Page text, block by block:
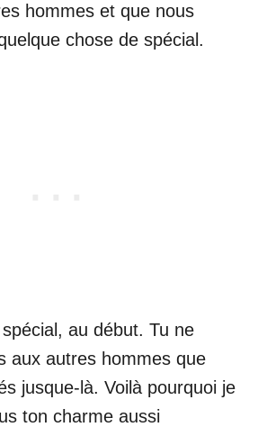
hommes et que nous
chose de spécial.
au début. Tu ne
aux autres hommes que
jusque-là. Voilà pourquoi je
ton charme aussi